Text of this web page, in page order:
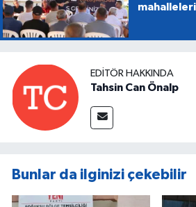
EDITÖR HAKKINDA
Tahsin Can Önalp
Bunlar da ilginizi çekebilir